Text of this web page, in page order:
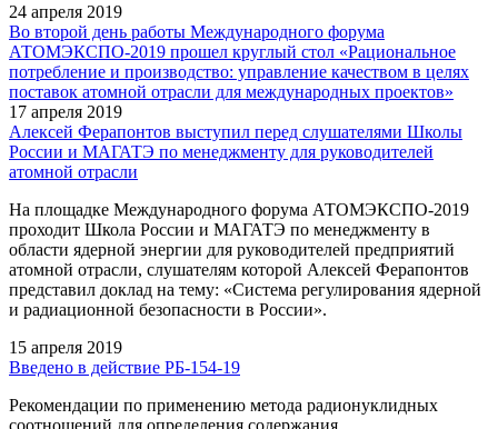
24 апреля 2019
Во второй день работы Международного форума
АТОМЭКСПО-2019 прошел круглый стол «Рациональное
потребление и производство: управление качеством в целях
поставок атомной отрасли для международных проектов»
17 апреля 2019
Алексей Ферапонтов выступил перед слушателями Школы
России и МАГАТЭ по менеджменту для руководителей
атомной отрасли
На площадке Международного форума АТОМЭКСПО-2019
проходит Школа России и МАГАТЭ по менеджменту в
области ядерной энергии для руководителей предприятий
атомной отрасли, слушателям которой Алексей Ферапонтов
представил доклад на тему: «Система регулирования ядерной
и радиационной безопасности в России».
15 апреля 2019
Введено в действие РБ-154-19
Рекомендации по применению метода радионуклидных
соотношений для определения содержания